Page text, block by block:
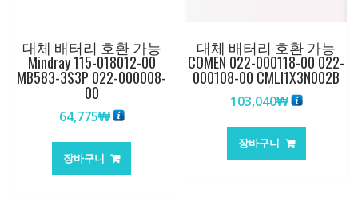
대체 배터리 호환 가능
Mindray 115-018012-00
MB583-3S3P 022-000008-
00
64,775₩
장바구니
대체 배터리 호환 가능
COMEN 022-000118-00 022-
000108-00 CMLI1X3N002B
103,040₩
장바구니